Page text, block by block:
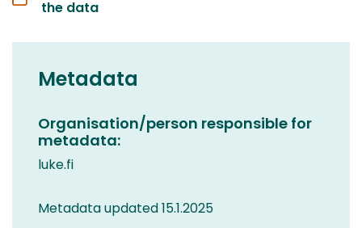
the data
Metadata
Organisation/person responsible for
metadata:
luke.fi
Metadata updated 15.1.2025